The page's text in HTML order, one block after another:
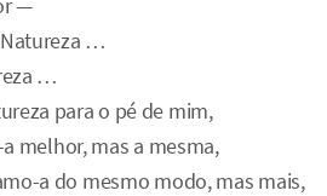
…
…
para o pé de mim,
melhor, mas a mesma,
a do mesmo modo, mas mais,